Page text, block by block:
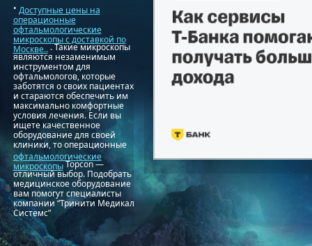
• Доступные цены на
операционные
офтальмологические
микроскопы с доставкой по
Москве... Такие микроскопы
являются незаменимым
инструментом для
офтальмологов, которые
заботятся о своих пациентах
и стараются обеспечить им
максимально комфортные
условия лечения. Если вы
ищете качественное
оборудование для своей
клиники, то операционные
офтальмологические
микроскопыTopcon —
отличный выбор. Подобрать
медицинское оборудование
вам помогут специалисты
компании “Тринити Медикал
Системс”